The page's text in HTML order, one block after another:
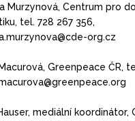
Murzynová, Centrum pro
tel. 728 267 356,
org.cz
Greenpeace ČR,
mediální koordinátor,